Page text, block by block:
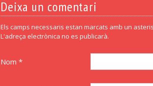
Deixa un comentari
Els camps necessaris estan marcats amb un
L'adreça electrònica no es publicarà.
Nom *